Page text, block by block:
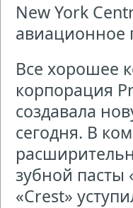
New York
авиационное
Все хорошее
корпорация
создавала
сегодня. В
зубной пасты
«Crest»